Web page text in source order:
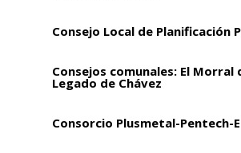
Consejo Local de Planificación
Consejos comunales: El Morral
Legado de Chávez
Consorcio Plusmetal-Pentech-